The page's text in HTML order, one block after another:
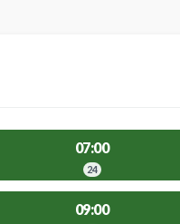
07:00
24
09:00